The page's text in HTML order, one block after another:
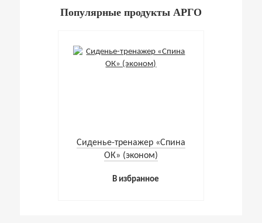
Популярные продукты АРГО
Cиденье-тренажер «Спина
ОК» (эконом)
В избранное